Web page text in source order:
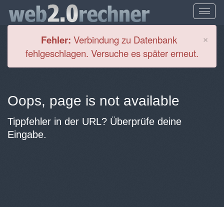
×
Fehler: Verbindung zu Datenbank
fehlgeschlagen. Versuche es später erneut.
Oops, page is not available
Tippfehler in der URL? Überprüfe deine
Eingabe.